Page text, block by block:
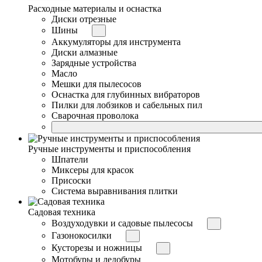
Расходные материалы и оснастка
Диски отрезные
Шины
Аккумуляторы для инструмента
Диски алмазные
Зарядные устройства
Масло
Мешки для пылесосов
Оснастка для глубинных вибраторов
Пилки для лобзиков и сабельных пил
Сварочная проволока
Ручные инструменты и приспособления
Шпатели
Миксеры для красок
Присоски
Система выравнивания плитки
Садовая техника
Воздуходувки и садовые пылесосы
Газонокосилки
Кусторезы и ножницы
Мотобуры и ледобуры